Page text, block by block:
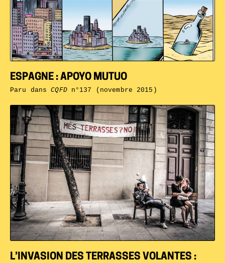
L’INVASION DES TERRASSES VOLANTES :
ESPAGNE : APOYO MUTUO
Paru dansCQFDn°137 (novembre 2015)